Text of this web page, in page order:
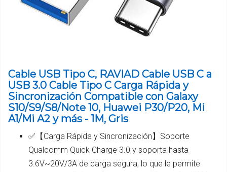
Cable USB Tipo C, RAVIAD Cable USB C a
USB 3.0 Cable Tipo C Carga Rápida y
Sincronización Compatible con Galaxy
S10/S9/S8/Note 10, Huawei P30/P20, Mi
A1/Mi A2 y más - 1M, Gris
✅【Carga Rápida y Sincronización】Soporte
Qualcomm Quick Charge 3.0 y soporta hasta
3.6V~20V/3A de carga segura, lo que le permite